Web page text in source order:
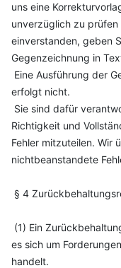
uns eine
unverzüglich zu
einverstanden, geben
Gegenzeichnung in
Eine Ausführung der
erfolgt nicht.
Sie sind dafür
Richtigkeit und
Fehler mitzuteilen. Wir
nichtbeanstandete
§ 4
(1) Ein
es sich um
handelt.